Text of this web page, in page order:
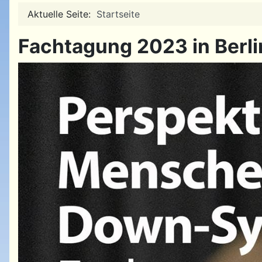
Aktuelle Seite: Startseite
Fachtagung 2023 in